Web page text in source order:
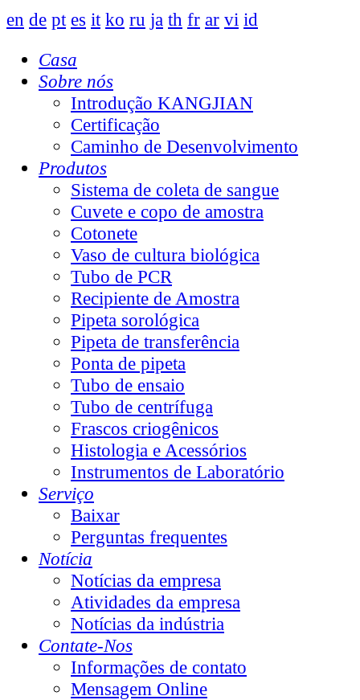
en de pt es it ko ru ja th fr ar vi id
Casa
Sobre nós
Introdução KANGJIAN
Certificação
Caminho de Desenvolvimento
Produtos
Sistema de coleta de sangue
Cuvete e copo de amostra
Cotonete
Vaso de cultura biológica
Tubo de PCR
Recipiente de Amostra
Pipeta sorológica
Pipeta de transferência
Ponta de pipeta
Tubo de ensaio
Tubo de centrífuga
Frascos criogênicos
Histologia e Acessórios
Instrumentos de Laboratório
Serviço
Baixar
Perguntas frequentes
Notícia
Notícias da empresa
Atividades da empresa
Notícias da indústria
Contate-Nos
Informações de contato
Mensagem Online